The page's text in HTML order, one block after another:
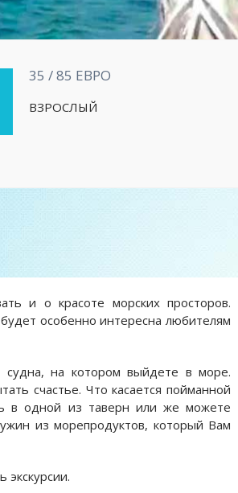
35 / 85 ЕВРО
ВЗРОСЛЫЙ
и о красоте морских просторов.
особенно интересна любителям
на котором выйдете в море.
счастье. Что касается пойманной
в одной из таверн или же можете
из морепродуктов, который Вам